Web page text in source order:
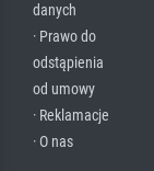
danych
· Prawo do
odstąpienia
od umowy
· Reklamacje
· O nas